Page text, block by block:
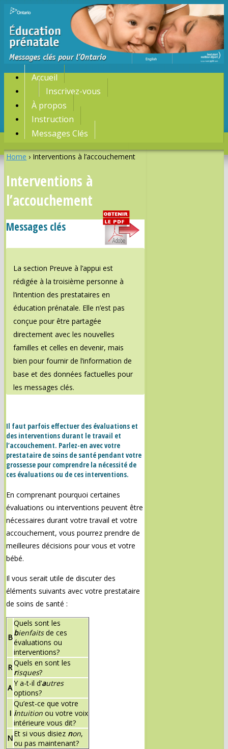
Accueil
Inscrivez-vous
À propos
Instruction
Messages Clés
Home › Interventions à l’accouchement
Interventions à
l’accouchement
Messages clés
La section Preuve à l’appui est
rédigée à la troisième personne à
l’intention des prestataires en
éducation prénatale. Elle n’est pas
conçue pour être partagée
directement avec les nouvelles
familles et celles en devenir, mais
bien pour fournir de l’information de
base et des données factuelles pour
les messages clés.
Il faut parfois effectuer des évaluations et
des interventions durant le travail et
l’accouchement. Parlez-en avec votre
prestataire de soins de santé pendant votre
grossesse pour comprendre la nécessité de
ces évaluations ou de ces interventions.
En comprenant pourquoi certaines
évaluations ou interventions peuvent être
nécessaires durant votre travail et votre
accouchement, vous pourrez prendre de
meilleures décisions pour vous et votre
bébé.
Il vous serait utile de discuter des
éléments suivants avec votre prestataire
de soins de santé :
B
Quels sont les
bienfaitsde ces
évaluations ou
interventions?
RQuels en sont les
risques?
AY a-t-il d’autres
options?
I
Qu’est-ce que votre
intuition ou votre voix
intérieure vous dit?
NEt si vous disiez non,
ou pas maintenant?